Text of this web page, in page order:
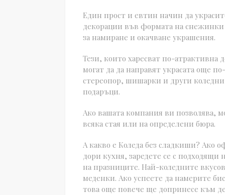
Един прост и евтин начин да
декорации във формата на
за намиране и окачване украшения.
Тези, които харесват по-атрактивна
могат да да направят украсата още
стереопор, шишарки и други
подаръци.
Ако вашата компания ви позволява,
всяка стая или на определени бюра.
А какво е Коледа без сладкиши? Ако
дори кухня, заредете се с
на празниците. Най-коледните
меденки. Ако успеете да намерите
това още повече ще допринесе към